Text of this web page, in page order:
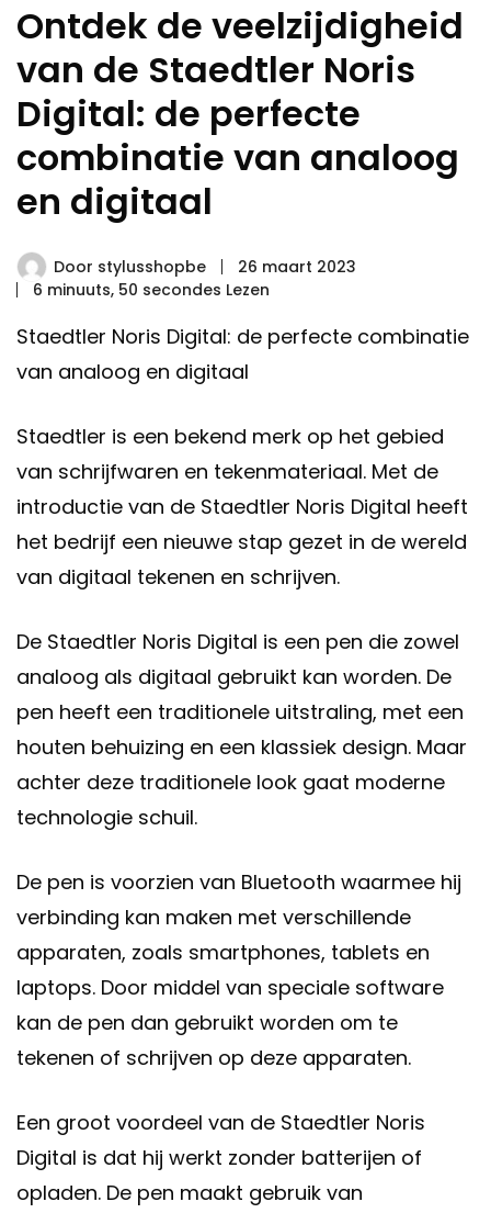
Ontdek de veelzijdigheid
van de Staedtler Noris
Digital: de perfecte
combinatie van analoog
en digitaal
Door stylusshopbe
26 maart 2023
6 minuuts, 50 secondes Lezen
Staedtler Noris Digital: de perfecte combinatie
van analoog en digitaal
Staedtler is een bekend merk op het gebied
van schrijfwaren en tekenmateriaal. Met de
introductie van de Staedtler Noris Digital heeft
het bedrijf een nieuwe stap gezet in de wereld
van digitaal tekenen en schrijven.
De Staedtler Noris Digital is een pen die zowel
analoog als digitaal gebruikt kan worden. De
pen heeft een traditionele uitstraling, met een
houten behuizing en een klassiek design. Maar
achter deze traditionele look gaat moderne
technologie schuil.
De pen is voorzien van Bluetooth waarmee hij
verbinding kan maken met verschillende
apparaten, zoals smartphones, tablets en
laptops. Door middel van speciale software
kan de pen dan gebruikt worden om te
tekenen of schrijven op deze apparaten.
Een groot voordeel van de Staedtler Noris
Digital is dat hij werkt zonder batterijen of
opladen. De pen maakt gebruik van